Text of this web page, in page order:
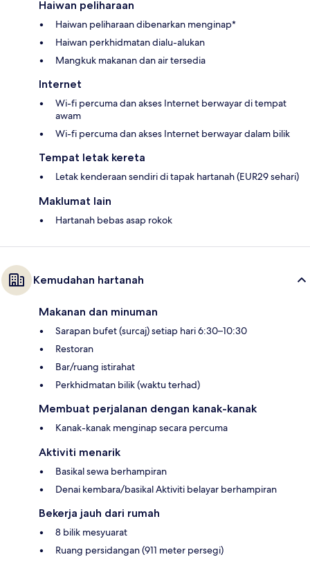
Haiwan peliharaan
Haiwan peliharaan dibenarkan menginap*
Haiwan perkhidmatan dialu-alukan
Mangkuk makanan dan air tersedia
Internet
Wi-fi percuma dan akses Internet berwayar di tempat
awam
Wi-fi percuma dan akses Internet berwayar dalam bilik
Tempat letak kereta
Letak kenderaan sendiri di tapak hartanah (EUR29 sehari)
Maklumat lain
Hartanah bebas asap rokok
Kemudahan hartanah
Makanan dan minuman
Sarapan bufet (surcaj) setiap hari 6:30–10:30
Restoran
Bar/ruang istirahat
Perkhidmatan bilik (waktu terhad)
Membuat perjalanan dengan kanak-kanak
Kanak-kanak menginap secara percuma
Aktiviti menarik
Basikal sewa berhampiran
Denai kembara/basikal Aktiviti belayar berhampiran
Bekerja jauh dari rumah
8 bilik mesyuarat
Ruang persidangan (911 meter persegi)